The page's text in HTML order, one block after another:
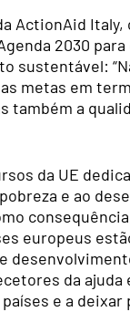
ActionAid
2030 para
sustentável:
metas em
também a
da UE
e ao
europeus
da ajuda
e a deixar